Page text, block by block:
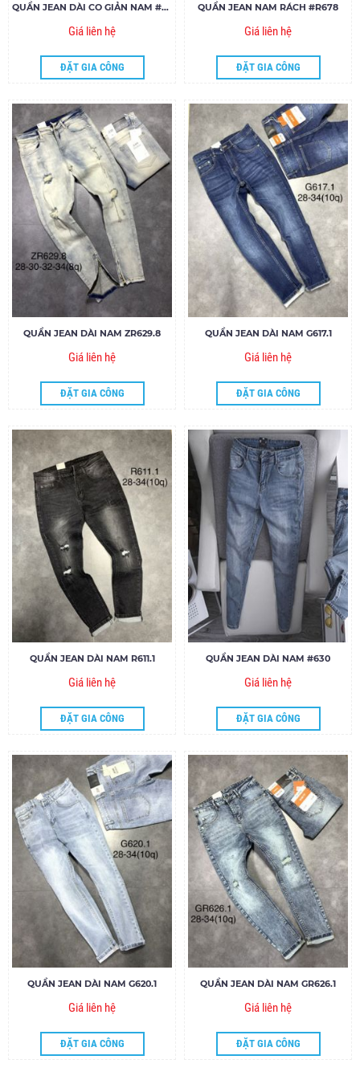
QUẦN JEAN DÀI CO GIẢN NAM #650
Giá liên hệ
ĐẶT GIA CÔNG
QUẦN JEAN NAM RÁCH #R678
Giá liên hệ
ĐẶT GIA CÔNG
QUẦN JEAN DÀI NAM ZR629.8
Giá liên hệ
ĐẶT GIA CÔNG
QUẦN JEAN DÀI NAM G617.1
Giá liên hệ
ĐẶT GIA CÔNG
QUẦN JEAN DÀI NAM R611.1
Giá liên hệ
ĐẶT GIA CÔNG
QUẦN JEAN DÀI NAM #630
Giá liên hệ
ĐẶT GIA CÔNG
QUẦN JEAN DÀI NAM G620.1
Giá liên hệ
ĐẶT GIA CÔNG
QUẦN JEAN DÀI NAM GR626.1
Giá liên hệ
ĐẶT GIA CÔNG